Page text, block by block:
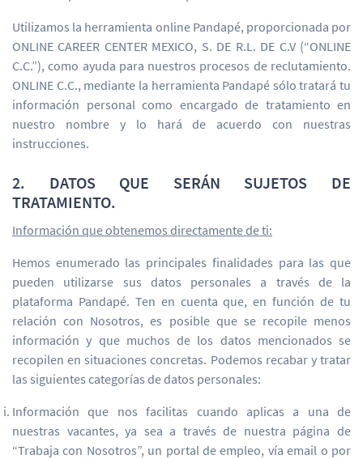
Utilizamos la herramienta online Pandapé, proporcionada por
ONLINE CAREER CENTER MEXICO, S. DE R.L. DE C.V (“ONLINE
C.C.”), como ayuda para nuestros procesos de reclutamiento.
ONLINE C.C., mediante la herramienta Pandapé sólo tratará tu
información personal como encargado de tratamiento en
nuestro nombre y lo hará de acuerdo con nuestras
instrucciones.
2. DATOS QUE SERÁN SUJETOS DE
TRATAMIENTO.
Información que obtenemos directamente de ti:
Hemos enumerado las principales finalidades para las que
pueden utilizarse sus datos personales a través de la
plataforma Pandapé. Ten en cuenta que, en función de tu
relación con Nosotros, es posible que se recopile menos
información y que muchos de los datos mencionados se
recopilen en situaciones concretas. Podemos recabar y tratar
las siguientes categorías de datos personales:
Información que nos facilitas cuando aplicas a una de
nuestras vacantes, ya sea a través de nuestra página de
“Trabaja con Nosotros”, un portal de empleo, vía email o por